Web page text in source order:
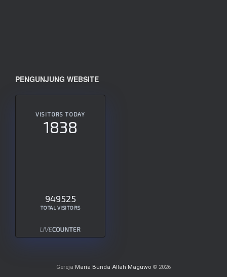
PENGUNJUNG WEBSITE
VISITORS TODAY
1838
949525
TOTAL VISITORS
Gereja Maria Bunda Allah Maguwo © 2026